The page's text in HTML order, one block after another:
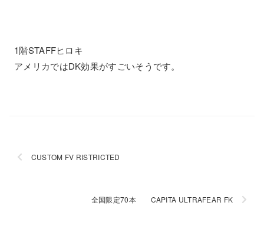
1階STAFFヒロキ
アメリカではDK効果がすごいそうです。
CUSTOM FV RISTRICTED
全国限定70本 CAPITA ULTRAFEAR FK